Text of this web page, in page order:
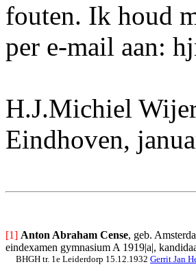
fouten. Ik houd
per e-mail aan:
H.J.Michiel
Eindhoven,
[1] Anton Abraham Cense, geb.
eindexamen gymnasium A 1919|a|,
BHGH tr. 1e Leiderdorp 15.12.1932 Gerrit Jan